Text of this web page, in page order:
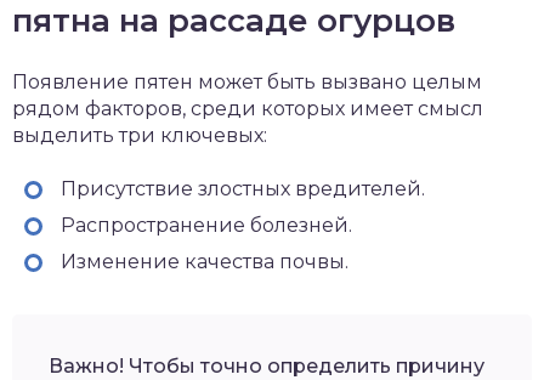
пятна на рассаде огурцов
Появление пятен может быть вызвано целым
рядом факторов, среди которых имеет смысл
выделить три ключевых:
Присутствие злостных вредителей.
Распространение болезней.
Изменение качества почвы.
Важно! Чтобы точно определить причину